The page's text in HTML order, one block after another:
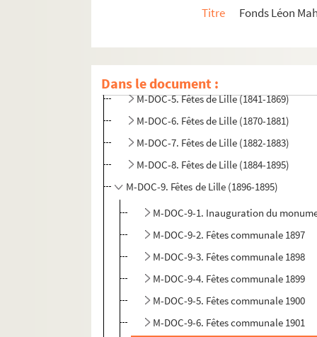
Titre
Fonds Léon
Dans le document :
M-DOC-1. Documents historiques lillois
M-DOC-4. Fêtes de Lille (1564-1840)
M-DOC-5. Fêtes de Lille (1841-1869)
M-DOC-6. Fêtes de Lille (1870-1881)
M-DOC-7. Fêtes de Lille (1882-1883)
M-DOC-8. Fêtes de Lille (1884-1895)
M-DOC-9. Fêtes de Lille (1896-1895)
M-DOC-9-1. Inauguration du
M-DOC-9-2. Fêtes communale 1897
M-DOC-9-3. Fêtes communale 1898
M-DOC-9-4. Fêtes communale 1899
M-DOC-9-5. Fêtes communale 1900
M-DOC-9-6. Fêtes communale 1901